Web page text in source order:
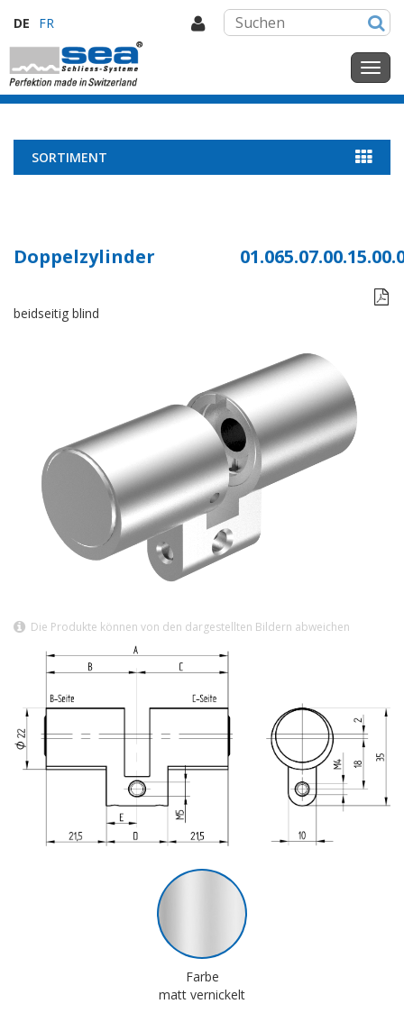
DE FR
SORTIMENT
Doppelzylinder

beidseitig blind
Die Produkte können von den dargestellten Bildern abweichen
Farbe
matt vernickelt